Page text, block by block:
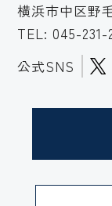
横浜市中区野
TEL: 045-231-
公式SNS